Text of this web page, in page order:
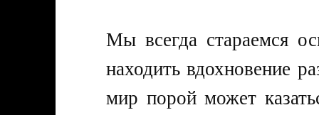
Мы всегда стараемся
находить вдохновение
мир порой может